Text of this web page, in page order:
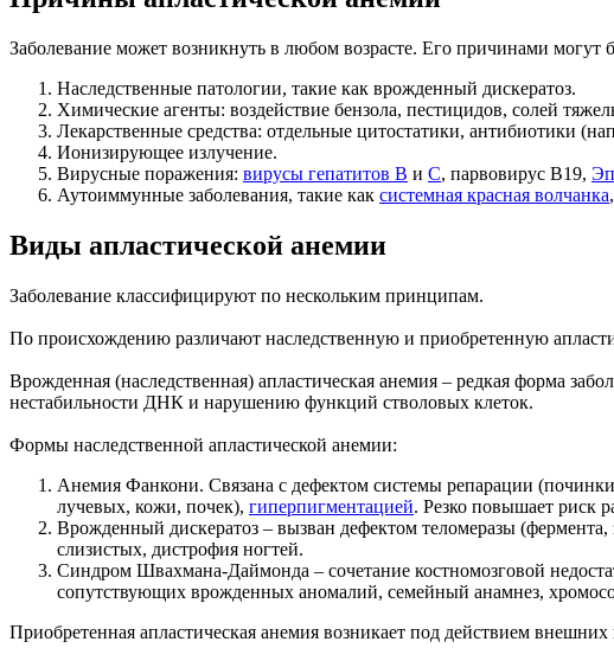
Заболевание может возникнуть в любом возрасте. Его причинами могут
Наследственные патологии, такие как врожденный дискератоз.
Химические агенты: воздействие бензола, пестицидов, солей
Лекарственные средства: отдельные цитостатики, антибиотики
Ионизирующее излучение.
Вирусные поражения: вирусы гепатитов В и С, парвовирус В19,
Аутоиммунные заболевания, такие как системная красная волчанка
Виды апластической анемии
Заболевание классифицируют по нескольким принципам.
По происхождению различают наследственную и приобретенную
Врожденная (наследственная) апластическая анемия – редкая форма
нестабильности ДНК и нарушению функций стволовых клеток.
Формы наследственной апластической анемии:
Анемия Фанкони. Связана с дефектом системы репарации
лучевых, кожи, почек), гиперпигментацией. Резко повышает риск
Врожденный дискератоз – вызван дефектом теломеразы
слизистых, дистрофия ногтей.
Синдром Швахмана-Даймонда – сочетание костномозговой
сопутствующих врожденных аномалий, семейный анамнез,
Приобретенная апластическая анемия возникает под действием